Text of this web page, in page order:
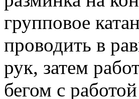
групповое
проводить в
рук, затем
бегом с